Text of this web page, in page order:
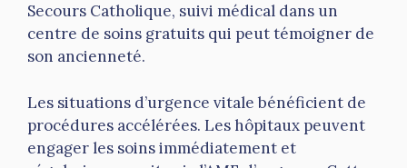
Secours Catholique, suivi médical dans un
centre de soins gratuits qui peut témoigner de
son ancienneté.
Les situations d’urgence vitale bénéficient de
procédures accélérées. Les hôpitaux peuvent
engager les soins immédiatement et